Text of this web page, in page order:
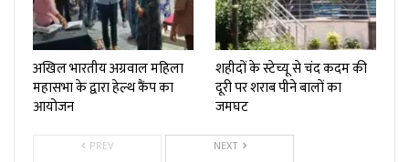
अखिल भारतीय अग्रवाल महिला
महासभा के द्वारा हेल्थ कैंप का
आयोजन
शहीदों के स्टेच्यू से चंद कदम की
दूरी पर शराब पीने बालों का
जमघट
PREV NEXT